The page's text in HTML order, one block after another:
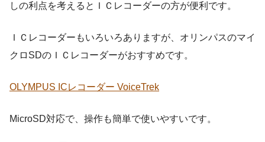
しの利点を考えるとＩＣレコーダーの方が便利です。
ＩＣレコーダーもいろいろありますが、オリンパスのマイ
クロSDのＩＣレコーダーがおすすめです。
OLYMPUS ICレコーダー VoiceTrek
MicroSD対応で、操作も簡単で使いやすいです。